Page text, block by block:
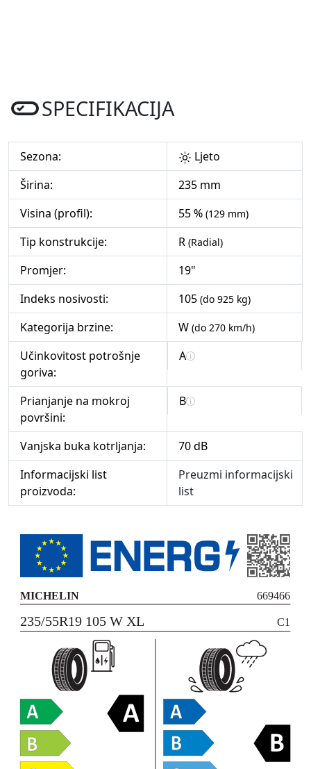
SPECIFIKACIJA
Sezona:
Ljeto
Širina:
235 mm
Visina (profil):
55 % (129 mm)
Tip konstrukcije: R (Radial)
Promjer:
19"
Indeks nosivosti:
105 (do 925 kg)
Kategorija brzine: W (do 270 km/h)
Učinkovitost potrošnje
goriva:
A
Prianjanje na mokroj
površini:
B
Vanjska buka kotrljanja:
70 dB
Informacijski list
proizvoda:
Preuzmi informacijski
list